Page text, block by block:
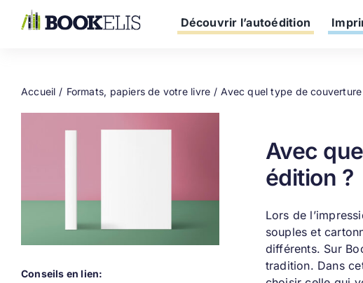
Découvrir l’autoédition
Accueil Formats, papiers de votre livre Avec quel type de
Conseils en lien:
Avec
édition ?
Lors de l’
souples et
différents. Sur
tradition. Dans